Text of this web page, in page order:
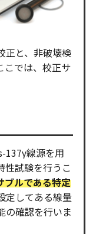
正と、非破壊検
こでは、校正サ
137γ線源を用
性試験を行うこ
ブルである特定
定してある線量
の確認を行いま